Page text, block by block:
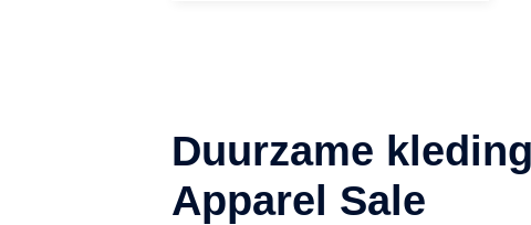
Duurzame
Apparel Sale